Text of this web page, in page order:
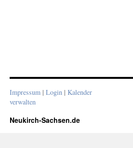
Impressum | Login | Kalender
verwalten
Neukirch-Sachsen.de